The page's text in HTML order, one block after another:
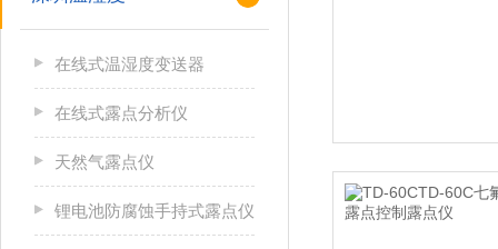
在线式温湿度变送器
在线式露点分析仪
天然气露点仪
锂电池防腐蚀手持式露点仪